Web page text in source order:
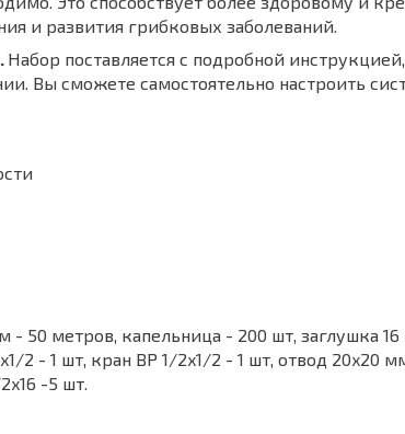
и развития грибковых заболеваний.
Набор поставляется с подробной
Вы сможете самостоятельно настроить
50 метров, капельница - 200 шт, заглушка
2 - 1 шт, кран ВР 1/2x1/2 - 1 шт, отвод 20x20
-5 шт.